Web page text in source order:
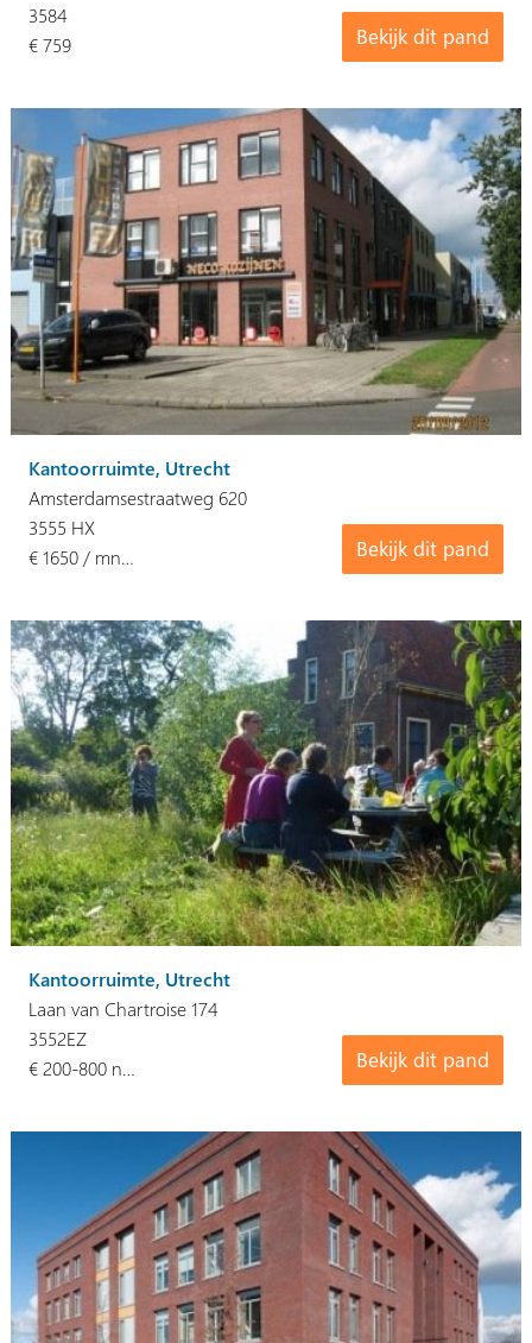
Bekijk dit pand
3584
€ 759
Kantoorruimte, Utrecht
Amsterdamsestraatweg 620
Bekijk dit pand
3555 HX
€ 1650 / mn…
Kantoorruimte, Utrecht
Laan van Chartroise 174
Bekijk dit pand
3552EZ
€ 200-800 n…